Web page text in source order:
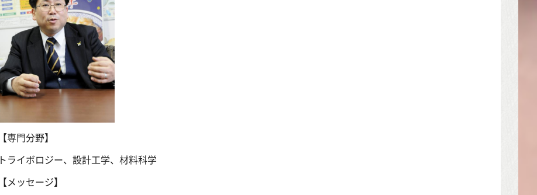
【専門分野】
トライボロジー、設計工学、材料科学
【メッセージ】